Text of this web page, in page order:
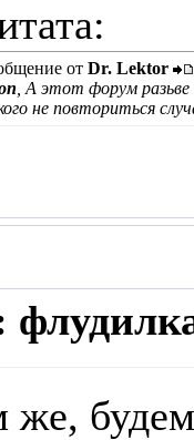
от Dr. Lektor
, А этот форум
не повториться
же,